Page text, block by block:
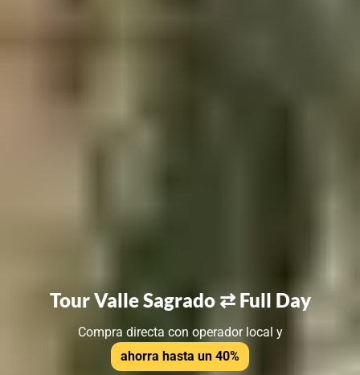
Tour Valle Sagrado ⇄ Full Day
Compra directa con operador local y
ahorra hasta un 40%